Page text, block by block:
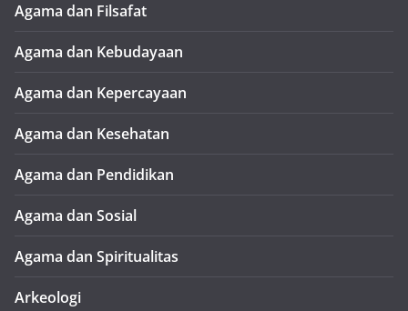
Agama dan Filsafat
Agama dan Kebudayaan
Agama dan Kepercayaan
Agama dan Kesehatan
Agama dan Pendidikan
Agama dan Sosial
Agama dan Spiritualitas
Arkeologi